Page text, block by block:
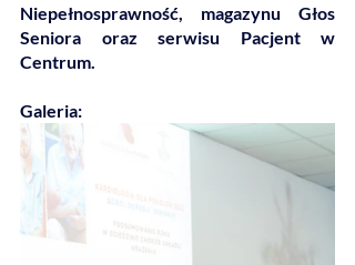
Niepełnosprawność, magazynu Głos
Seniora oraz serwisu Pacjent w
Centrum.
Galeria: